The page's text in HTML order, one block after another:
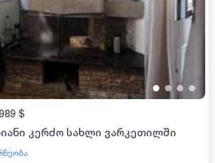
• • • •
$
კერძო სახლი ვარკეთილში